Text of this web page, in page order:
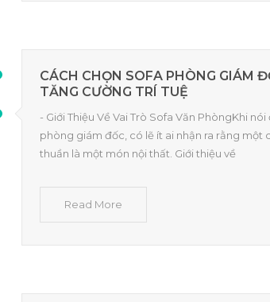
CÁCH CHỌN SOFA PHÒNG GIÁM
TĂNG CƯỜNG TRÍ TUỆ
- Giới Thiệu Về Vai Trò Sofa Văn PhòngKhi
phòng giám đốc, có lẽ ít ai nhận ra rằng một
thuần là một món nội thất. Giới thiệu về
Read More